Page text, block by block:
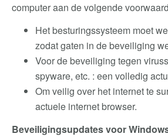
computer aan de volgende
Het besturingssysteem moet
zodat gaten in de beveiliging
Voor de beveiliging tegen
spyware, etc. : een volledig
Om veilig over het internet te
actuele internet browser.
Beveiligingsupdates voor